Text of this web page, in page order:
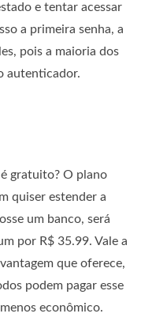
e tentar acessar
a primeira senha, a
pois a maioria dos
autenticador.
gratuito? O plano
quiser estender a
um banco, será
por R$ 35.99. Vale a
que oferece,
podem pagar esse
econômico.